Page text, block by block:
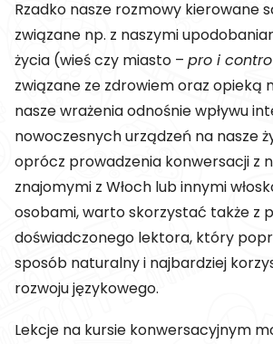
Rzadko nasze rozmowy kierowane
związane np. z naszymi
życia (wieś czy miasto – pro i contro
związane ze zdrowiem oraz opieką
nasze wrażenia odnośnie wpływu
nowoczesnych urządzeń na nasze
oprócz prowadzenia konwersacji z
znajomymi z Włoch lub innymi
osobami, warto skorzystać także z
doświadczonego lektora, który
sposób naturalny i najbardziej
rozwoju językowego.
Lekcje na kursie konwersacyjnym